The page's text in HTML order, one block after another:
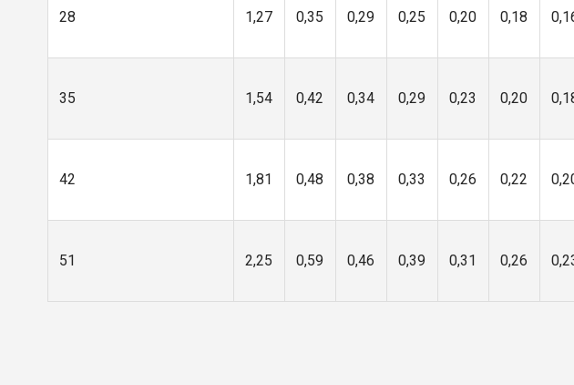
28 1,27 0,35 0,29 0,25 0,20 0,18
35 1,54 0,42 0,34 0,29 0,23 0,20
42 1,81 0,48 0,38 0,33 0,26 0,22
51 2,25 0,59 0,46 0,39 0,31 0,26